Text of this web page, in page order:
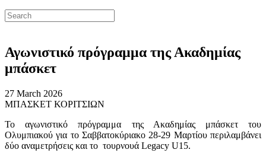
Αγωνιστικό πρόγραμμα της Ακαδημίας
μπάσκετ
27 March 2026
ΜΠΑΣΚΕΤ ΚΟΡΙΤΣΙΩΝ
Το αγωνιστικό πρόγραμμα της Ακαδημίας μπάσκετ του
Ολυμπιακού για το Σαββατοκύριακο 28-29 Μαρτίου περιλαμβάνει
δύο αναμετρήσεις και το τουρνουά Legacy U15.